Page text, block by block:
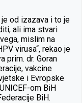
je od izazava i to je
ali ima stvari
mislim na
virusa“, rekao je
prim. dr. Goran
vakcine
i Evropske
om BiH
BiH.